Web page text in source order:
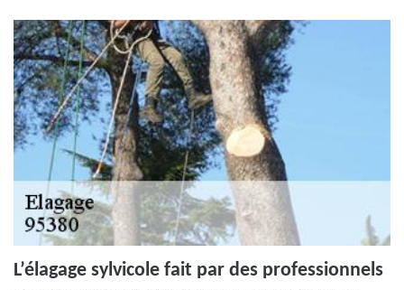
L’élagage sylvicole fait par des professionnels